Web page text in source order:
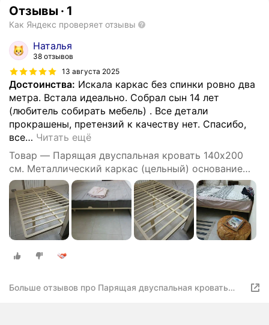
Отзывы · 1
Как Яндекс проверяет отзывы
Наталья
38 отзывов
13 августа 2025
Достоинства: Искала каркас без спинки ровно два
метра. Встала идеально. Собрал сын 14 лет
(любитель собирать мебель) . Все детали
прокрашены, претензий к качеству нет. Спасибо,
все… Читать ещё
Товар — Парящая двуспальная кровать 140х200
см. Металлический каркас (цельный) основание
без крепления к стене, 5 ножек, закругленный угол
(слоновая кость)
Больше отзывов про Парящая двуспальная кровать